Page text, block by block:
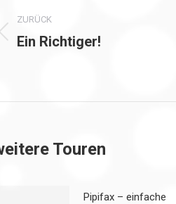
ZURÜCK
Vorheriger
Ein Richtiger!
Touren
Pipifax – einfache